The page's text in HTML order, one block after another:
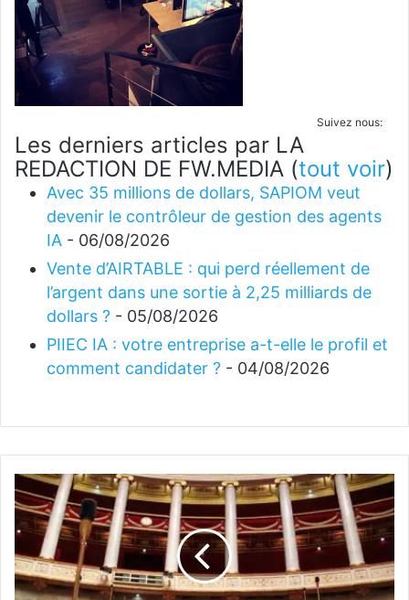
Suivez nous:
Les derniers articles par LA
REDACTION DE FW.MEDIA (tout voir)
Avec 35 millions de dollars, SAPIOM veut
devenir le contrôleur de gestion des agents
IA - 06/08/2026
Vente d’AIRTABLE : qui perd réellement de
l’argent dans une sortie à 2,25 milliards de
dollars ? - 05/08/2026
PIIEC IA : votre entreprise a-t-elle le profil et
comment candidater ? - 04/08/2026